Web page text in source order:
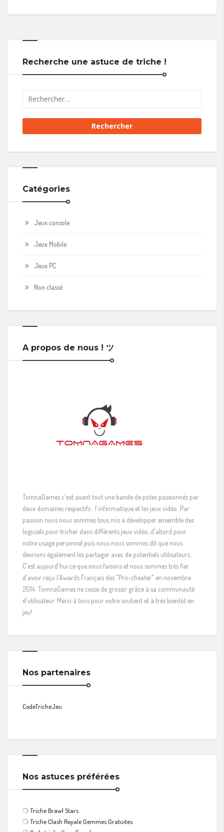
Recherche une astuce de triche !
Catégories
Jeux console
Jeux Mobile
Jeux PC
Non classé
A propos de nous ! ツ
TomnaGames c'est avant tout une bande de potes passionnés par
deux domaines respectifs : l'informatique et les jeux vidéo. Par
passion nous nous sommes tous mis à développer ensemble des
logiciels pour tricher dans différents jeux vidéo, d'abord pour
notre usage personnel puis nous nous sommes dit que nous
devrions également les partager avec de potentiels utilisateurs.
C'est aujourd'hui ce que nous faisons et nous sommes très fier
d'avoir reçu l'Awards Français des "Pro-cheater" en novembre
2014. TomnaGames ne cesse de grossir grâce à sa communauté
d'utilisateur. Merci à tous pour votre soutient et à très bientôt en
jeu!
Nos partenaires
CodeTricheJeu
Nos astuces préférées
❍ Triche Brawl Stars
❍ Triche Clash Royale Gemmes Gratuites